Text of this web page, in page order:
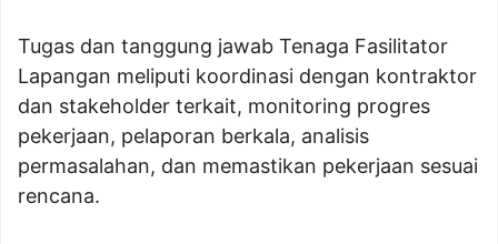
Tugas dan tanggung jawab Tenaga Fasilitator
Lapangan meliputi koordinasi dengan kontraktor
dan stakeholder terkait, monitoring progres
pekerjaan, pelaporan berkala, analisis
permasalahan, dan memastikan pekerjaan sesuai
rencana.